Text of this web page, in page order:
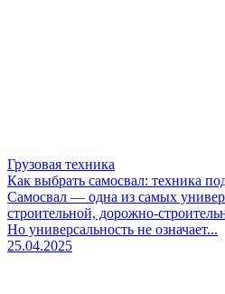
Грузовая техника
Как выбрать самосвал: техника
Самосвал — одна из самых
строительной, дорожно-
Но универсальность не означает...
25.04.2025